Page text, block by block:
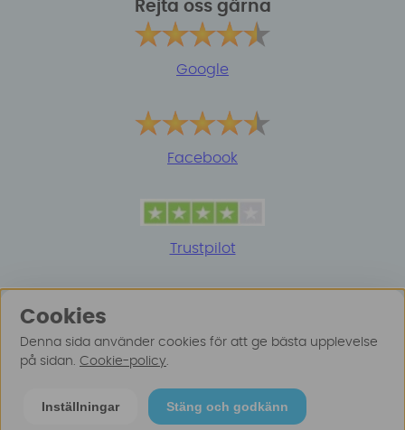
Rejta oss gärna
Google
Facebook
Trustpilot
mer här
Cookies
Denna sida använder cookies för att ge bästa upplevelse
på sidan. Cookie-policy.
Inställningar Stäng och godkänn